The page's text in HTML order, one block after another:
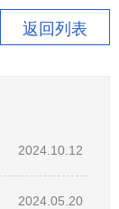
返回列表
2024.10.12
2024.05.20